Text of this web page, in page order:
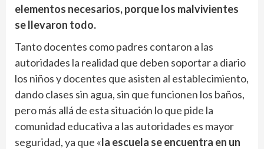
elementos necesarios, porque los malvivientes
se llevaron todo.
Tanto docentes como padres contaron a las
autoridades la realidad que deben soportar a diario
los niños y docentes que asisten al establecimiento,
dando clases sin agua, sin que funcionen los baños,
pero más allá de esta situación lo que pide la
comunidad educativa a las autoridades es mayor
seguridad, ya que «la escuela se encuentra en un